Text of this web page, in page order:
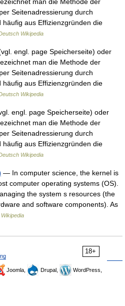
Seitenadressierung durch
häufig aus Effizienzgründen die
Wikipedia
engl. page Speicherseite) oder
man die Methode der
Seitenadressierung durch
häufig aus Effizienzgründen die
Wikipedia
engl. page Speicherseite) oder
man die Methode der
Seitenadressierung durch
häufig aus Effizienzgründen die
Wikipedia
— In computer science, the kernel is
computer operating systems (OS).
the system s resources (the
and software components). As
Wikipedia
18+
Joomla, Drupal,
WordPress,